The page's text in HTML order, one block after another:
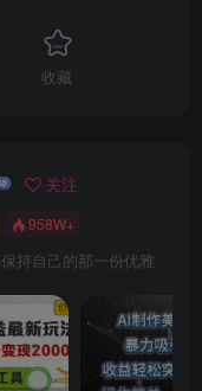
收藏
关注
958W+
持自己的那一份优雅